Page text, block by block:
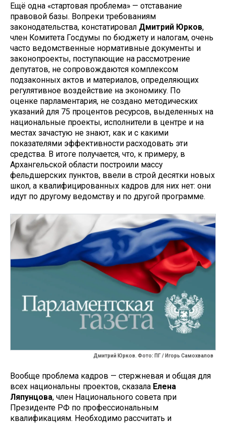
Ещё одна «стартовая проблема» — отставание
правовой базы. Вопреки требованиям
законодательства, констатировал Дмитрий Юрков,
член Комитета Госдумы по бюджету и налогам, очень
часто ведомственные нормативные документы и
законопроекты, поступающие на рассмотрение
депутатов, не сопровождаются комплексом
подзаконных актов и материалов, определяющих
регулятивное воздействие на экономику. По
оценке парламентария, не создано методических
указаний для 75 процентов ресурсов, выделенных на
национальные проекты, исполнители в центре и на
местах зачастую не знают, как и с какими
показателями эффективности расходовать эти
средства. В итоге получается, что, к примеру, в
Архангельской области построили массу
фельдшерских пунктов, ввели в строй десятки новых
школ, а квалифицированных кадров для них нет: они
идут по другому ведомству и по другой программе.
Дмитрий Юрков. Фото: ПГ / Игорь Самохвалов
Вообще проблема кадров — стержневая и общая для
всех национальны проектов, сказала Елена
Ляпунцова, член Национального совета при
Президенте РФ по профессиональным
квалификациям. Необходимо рассчитать и